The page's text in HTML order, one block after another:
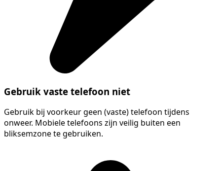
Gebruik vaste telefoon niet
Gebruik bij voorkeur geen (vaste) telefoon tijdens
onweer. Mobiele telefoons zijn veilig buiten een
bliksemzone te gebruiken.